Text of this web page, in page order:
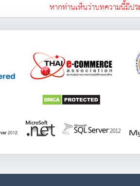
หากท่านเห็นว่าบทความนี้มีป